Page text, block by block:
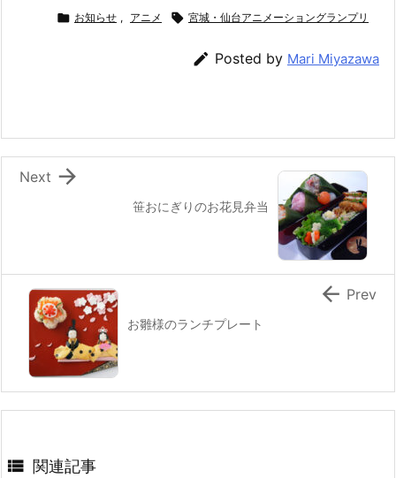
o
k
itt e
er e
a
ai
l
 お知らせ , アニメ  宮城・仙台アニメーショングランプリ
 Posted by Mari Miyazawa
笹おにぎりのお花見弁当

Next
お雛様のランチプレート
 Prev
 関連記事